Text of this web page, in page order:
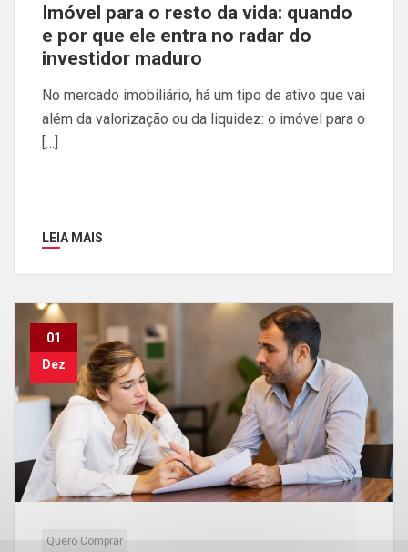
Imóvel para o resto da vida: quando
e por que ele entra no radar do
investidor maduro
No mercado imobiliário, há um tipo de ativo que vai
além da valorização ou da liquidez: o imóvel para o
[…]
LEIA MAIS
01
Dez
Quero Comprar